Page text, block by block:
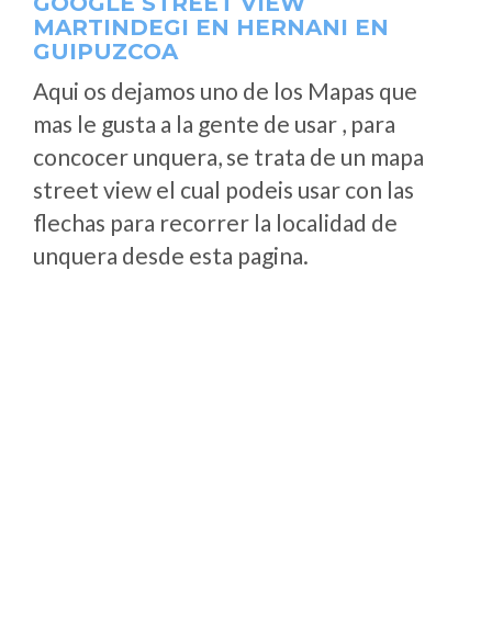
MARTINDEGI EN HERNANI EN
GUIPUZCOA
Aqui os dejamos uno de los Mapas que
mas le gusta a la gente de usar , para
concocer unquera, se trata de un mapa
street view el cual podeis usar con las
flechas para recorrer la localidad de
unquera desde esta pagina.